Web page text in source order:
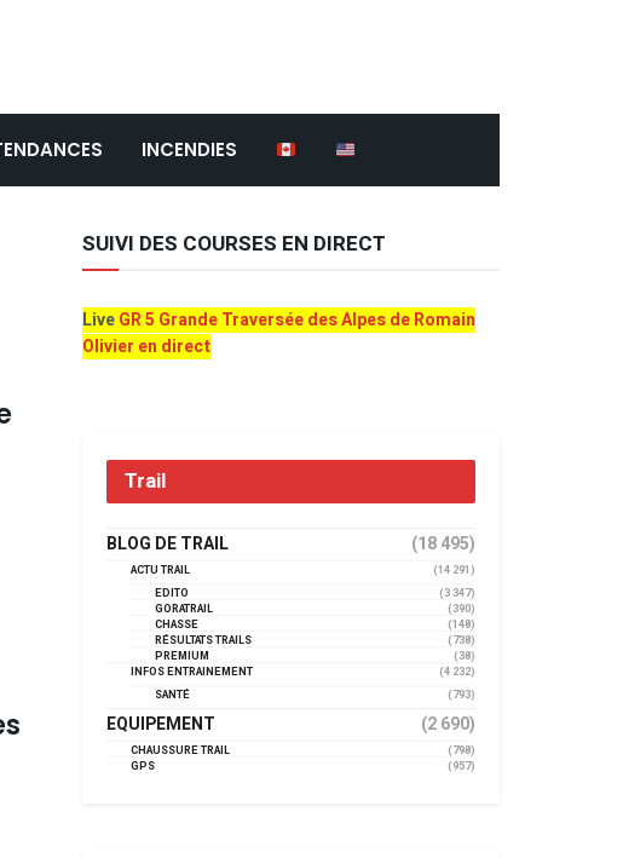
INCENDIES
SUIVI DES COURSES EN DIRECT
LiveGR 5 Grande Traversée des Alpes de Romain
Olivier en direct
Trail
BLOG DE TRAIL (18 495)
ACTU TRAIL
(14 291)
EDITO
(3 347)
GORATRAIL
(390)
CHASSE
(148)
RÉSULTATS TRAILS
(738)
PREMIUM
(38)
INFOS ENTRAINEMENT
(4 232)
SANTÉ
(793)
EQUIPEMENT (2 690)
CHAUSSURE TRAIL
(798)
GPS
(957)